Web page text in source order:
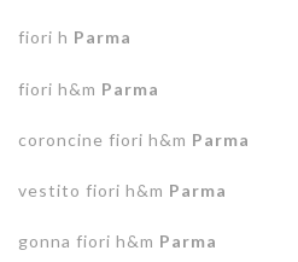
fiori h Parma
fiori h&m Parma
coroncine fiori h&m Parma
vestito fiori h&m Parma
gonna fiori h&m Parma